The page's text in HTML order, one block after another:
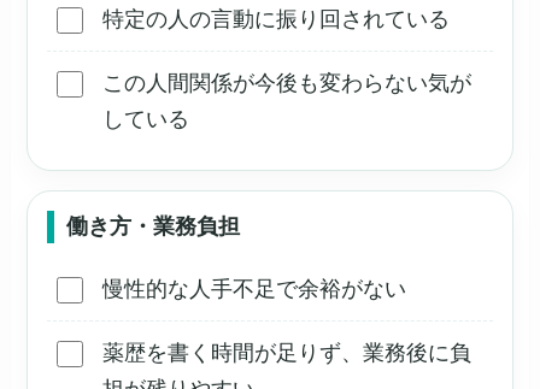
特定の人の言動に振り回されている
この人間関係が今後も変わらない気が
している
働き方・業務負担
慢性的な人手不足で余裕がない
薬歴を書く時間が足りず、業務後に負